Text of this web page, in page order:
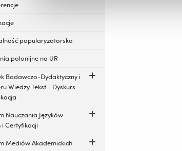
popularyzatorska
polonijne na UR
Badawczo-Dydaktyczny i
Wiedzy Tekst - Dyskurs -
Nauczania Języków
i Certyfikacji
Mediów Akademickich